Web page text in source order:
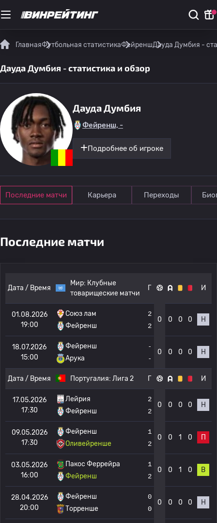
ГлавнаяФутбольная статистикаФейреншДауда Думбия -
Дауда Думбия - статистика и обзор
Дауда Думбия
Фейренш, -
Подробнее об игроке
Последние матчи Карьера Переходы
Последние матчи
Дата / Время
Мир: Клубные
товарищеские матчи
Г И
01.08.2026
19:00
Союз лам
Фейренш
2
2
0 0 0 0 Н
18.07.2026
15:00
Фейренш
Арука
-
-
0 0 0 0 Н
Дата / Время Португалия: Лига 2 Г И
17.05.2026
17:30
Лейрия
Фейренш
2
2
0 0 0 0 Н
09.05.2026
17:30
Фейренш
Оливейренше
1
2
0 0 1 0 П
03.05.2026
16:00
Пакос Феррейра
Фейренш
1
2
0 0 1 0 В
28.04.2026
20:00
Фейренш
Торренше
0
0
0 0 0 0 Н